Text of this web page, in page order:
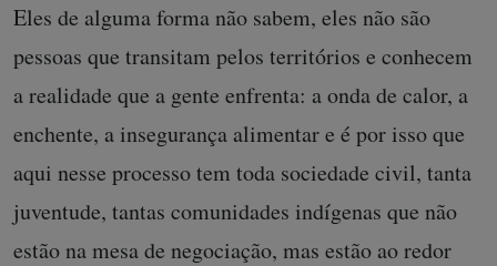
Eles de alguma forma não sabem, eles não são
pessoas que transitam pelos territórios e conhecem
a realidade que a gente enfrenta: a onda de calor, a
enchente, a insegurança alimentar e é por isso que
aqui nesse processo tem toda sociedade civil, tanta
juventude, tantas comunidades indígenas que não
estão na mesa de negociação, mas estão ao redor